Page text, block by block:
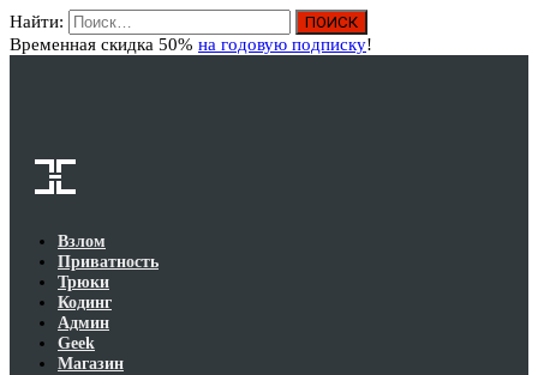
Найти:
Временная скидка 50% на годовую подписку!
Взлом
Приватность
Трюки
Кодинг
Админ
Geek
Магазин